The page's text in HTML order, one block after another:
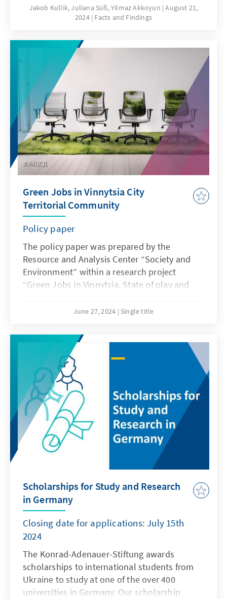
production of weapon systems. Increased
cooperation with the EU could integrate
and promote its own production of military
technologies. However, it is crucial to
minimize political challenges to enable
necessary investments and not to lose the
raw material reserves to Russia.
Jakob Kullik, Juliana Süß, Yilmaz Akkoyun August 21,
2024 Facts and Findings
РАЦСД
Green Jobs in Vinnytsia City
Territorial Community
Policy paper
The policy paper was prepared by the
Resource and Analysis Center “Society and
Environment” within a research project
“Green Jobs in Vinnytsia. State of play and
Konrad-Adenauer-Stiftung Foundation Office
June 27, 2024 Single title
Scholarships for Study and Research
in Germany
Closing date for applications: July 15th
2024
The Konrad-Adenauer-Stiftung awards
scholarships to international students from
Ukraine to study at one of the over 400
universities in Germany. Our scholarship